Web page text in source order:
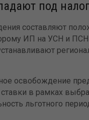
под
составляют
ИП на УСН и
освобождение
в рамках
льготного